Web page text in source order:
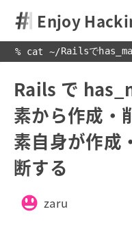
Enjoy
% cat ~/Railsで
Rails で
素から作成・
素自身が作成
断する
zaru